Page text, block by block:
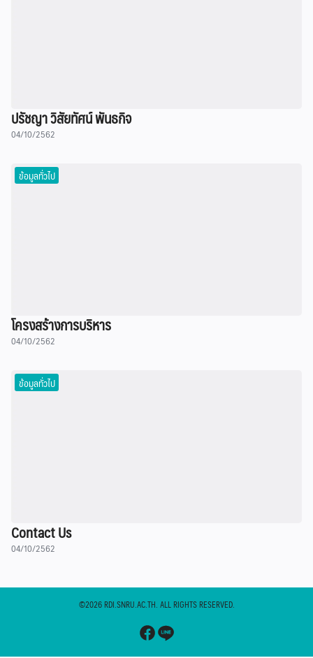
ปรัชญา วิสัยทัศน์ พันธกิจ
04/10/2562
ข้อมูลทั่วไป
โครงสร้างการบริหาร
04/10/2562
ข้อมูลทั่วไป
Contact Us
04/10/2562
©2026 RDI.SNRU.AC.TH. ALL RIGHTS RESERVED.